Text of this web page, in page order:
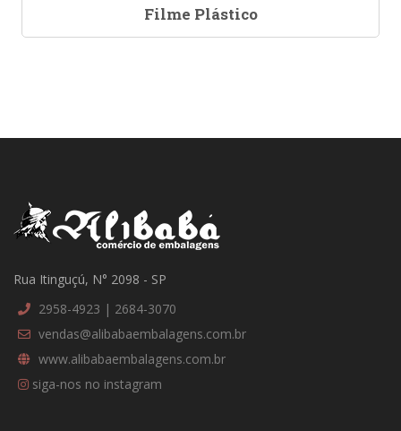
Filme Plástico
Rua Itinguçú, N° 2098 - SP
2958-4923 | 2684-3070
vendas@alibabaembalagens.com.br
www.alibabaembalagens.com.br
siga-nos no instagram